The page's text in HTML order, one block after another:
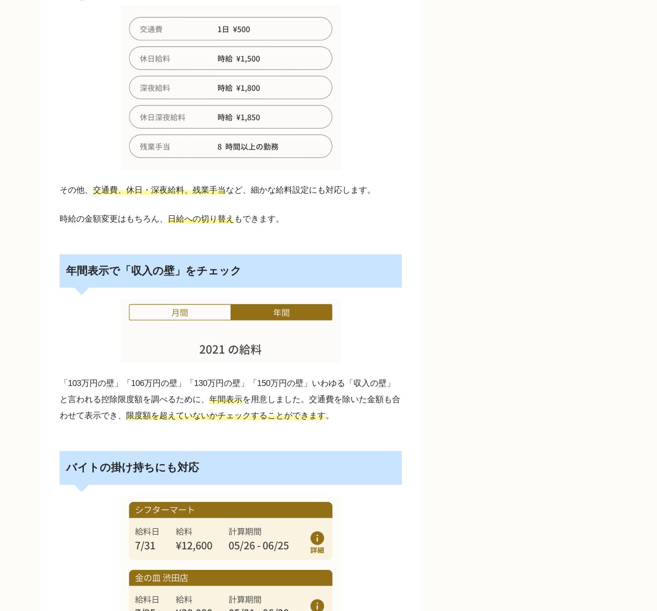
その他、 交通費、休日・深夜給料、残業手当など、細かな給料設定にも対応します。
時給の金額変更はもちろん、 日給への切り替えもできます。
年間表示で「収入の壁」をチェック
「103万円の壁」「106万円の壁」「130万円の壁」「150万円の壁」いわゆる「収入の壁」
と言われる控除限度額を調べるために、 年間表示を用意しました。交通費を除いた金額も合
わせて表示でき、 限度額を超えていないかチェックすることができます。
バイトの掛け持ちにも対応